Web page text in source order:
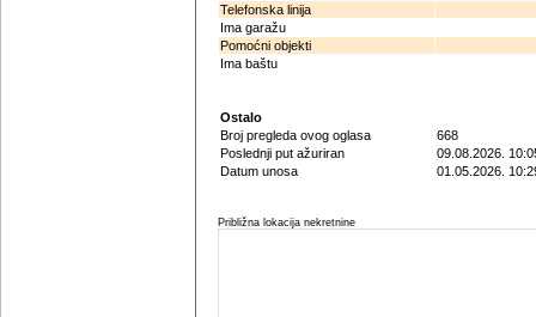
Telefonska linija
Ima garažu
Pomoćni objekti
Ima baštu
Ostalo
Broj pregleda ovog oglasa
668
Poslednji put ažuriran
09.08.2026.
Datum unosa
01.05.2026.
Približna lokacija nekretnine